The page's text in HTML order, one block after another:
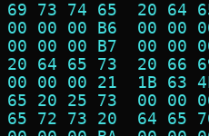
69 73 74 65  20
00 00 00 B6  00
00 00 00 B7  00
20 64 65 73  20
00 00 00 21  1B
65 20 25 73  00
65 72 73 20  64